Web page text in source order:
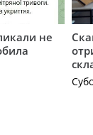
не